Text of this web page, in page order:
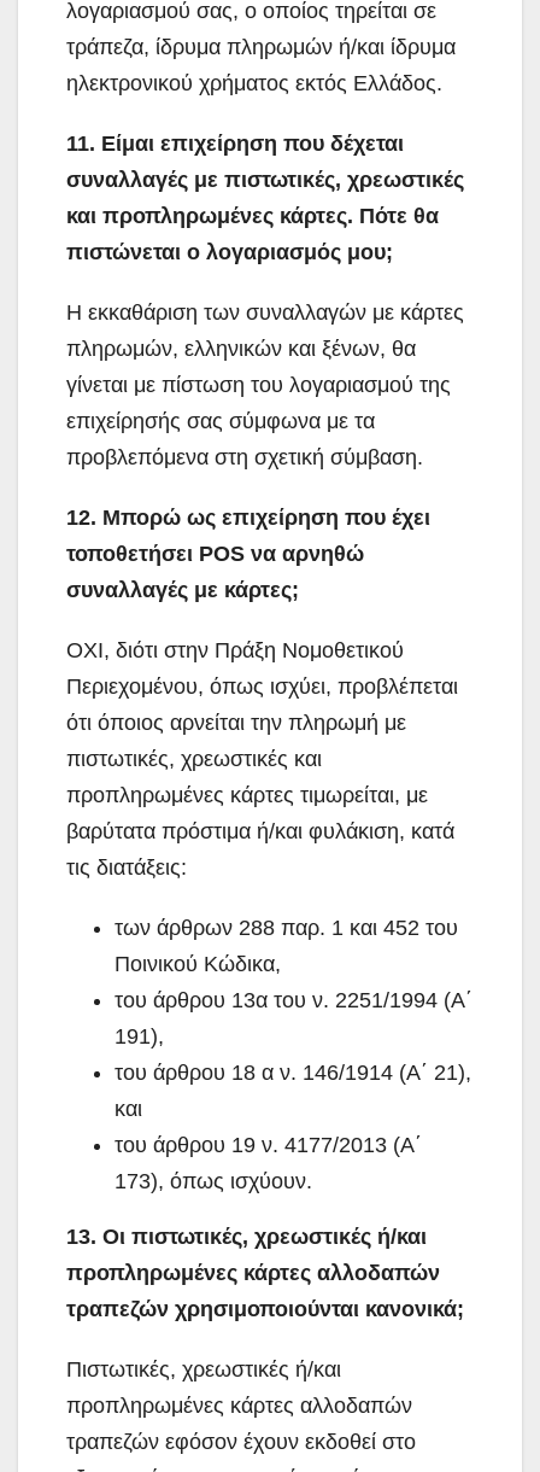
λογαριασμού σας, ο οποίος τηρείται σε
τράπεζα, ίδρυμα πληρωμών ή/και ίδρυμα
ηλεκτρονικού χρήματος εκτός Ελλάδος.
11. Είμαι επιχείρηση που δέχεται
συναλλαγές με πιστωτικές, χρεωστικές
και προπληρωμένες κάρτες. Πότε θα
πιστώνεται ο λογαριασμός μου;
Η εκκαθάριση των συναλλαγών με κάρτες
πληρωμών, ελληνικών και ξένων, θα
γίνεται με πίστωση του λογαριασμού της
επιχείρησής σας σύμφωνα με τα
προβλεπόμενα στη σχετική σύμβαση.
12. Μπορώ ως επιχείρηση που έχει
τοποθετήσει POS να αρνηθώ
συναλλαγές με κάρτες;
ΟΧΙ, διότι στην Πράξη Νομοθετικού
Περιεχομένου, όπως ισχύει, προβλέπεται
ότι όποιος αρνείται την πληρωμή με
πιστωτικές, χρεωστικές και
προπληρωμένες κάρτες τιμωρείται, με
βαρύτατα πρόστιμα ή/και φυλάκιση, κατά
τις διατάξεις:
των άρθρων 288 παρ. 1 και 452 του
Ποινικού Κώδικα,
του άρθρου 13α του ν. 2251/1994 (Α΄
191),
του άρθρου 18 α ν. 146/1914 (Α΄ 21),
και
του άρθρου 19 ν. 4177/2013 (Α΄
173), όπως ισχύουν.
13. Οι πιστωτικές, χρεωστικές ή/και
προπληρωμένες κάρτες αλλοδαπών
τραπεζών χρησιμοποιούνται κανονικά;
Πιστωτικές, χρεωστικές ή/και
προπληρωμένες κάρτες αλλοδαπών
τραπεζών εφόσον έχουν εκδοθεί στο